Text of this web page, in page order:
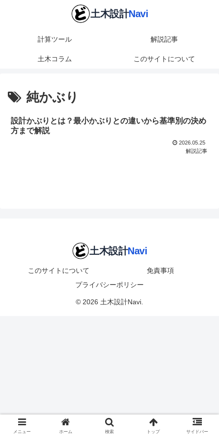
計算ツール 解説記事
土木コラム このサイトについて
純かぶり
設計かぶりとは？最小かぶりとの違いから基準別の決め
方まで解説
2026.05.25
解説記事
このサイトについて
免責事項
プライバシーポリシー
© 2026 土木設計Navi.
メニュー ホーム 検索 トップ サイドバー